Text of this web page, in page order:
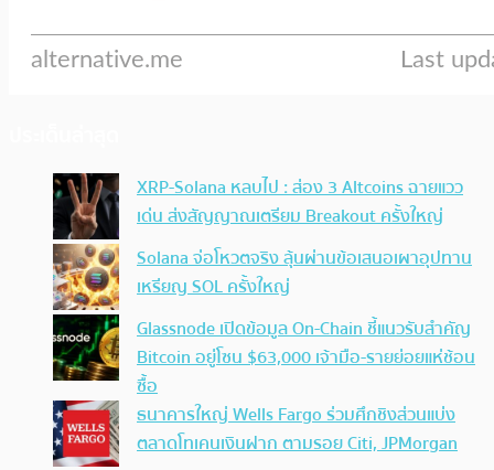
XRP-Solana หลบไป : ส่อง 3 Altcoins ฉายแวว
เด่น ส่งสัญญาณเตรียม Breakout ครั้งใหญ่
Solana จ่อโหวตจริง ลุ้นผ่านข้อเสนอเผาอุปทาน
เหรียญ SOL ครั้งใหญ่
Glassnode เปิดข้อมูล On-Chain ชี้แนวรับสำคัญ
Bitcoin อยู่โซน $63,000 เจ้ามือ-รายย่อยแห่ช้อน
ซื้อ
ธนาคารใหญ่ Wells Fargo ร่วมศึกชิงส่วนแบ่ง
ตลาดโทเคนเงินฝาก ตามรอย Citi, JPMorgan